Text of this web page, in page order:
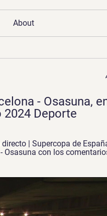
About
- Osasuna,
Deporte
| Supercopa de
Osasuna con los